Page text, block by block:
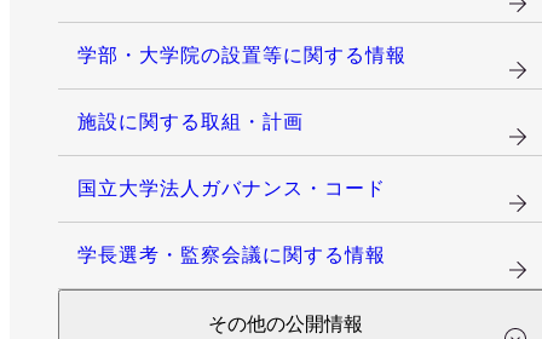
学部・大学院の設置等に関する情報
施設に関する取組・計画
国立大学法人ガバナンス・コード
学長選考・監察会議に関する情報
その他の公開情報